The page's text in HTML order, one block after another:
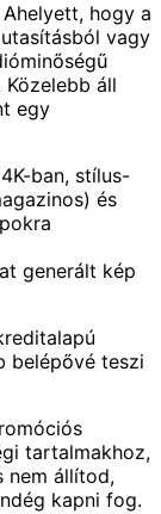
hogy a
vagy
áll
egy
ban, stílus-
és
generált kép
belépővé teszi
tartalmakhoz,
nem állítod,
kapni fog.